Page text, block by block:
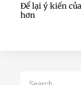
Để lại ý kiến
hơn